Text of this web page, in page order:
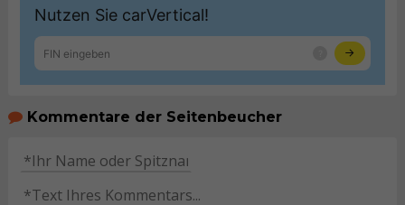
Kommentare der Seitenbeucher